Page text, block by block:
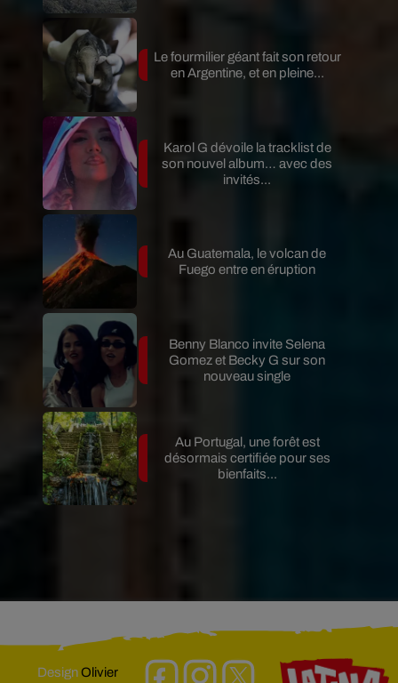
Le fourmilier géant fait son retour
en Argentine, et en pleine...
Karol G dévoile la tracklist de
son nouvel album… avec des
invités...
Au Guatemala, le volcan de
Fuego entre en éruption
Benny Blanco invite Selena
Gomez et Becky G sur son
nouveau single
Au Portugal, une forêt est
désormais certifiée pour ses
bienfaits...
DesignOlivier